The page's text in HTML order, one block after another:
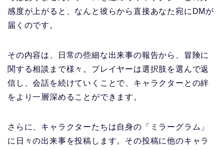
感度が上がると、なんと彼らから直接あなた宛にDMが
届くのです。
その内容は、日常の些細な出来事の報告から、冒険に
関する相談まで様々。プレイヤーは選択肢を選んで返
信し、会話を続けていくことで、キャラクターとの絆
をより一層深めることができます。
さらに、キャラクターたちは自身の「ミラーグラム」
に日々の出来事を投稿します。その投稿に他のキャラ